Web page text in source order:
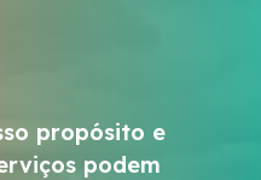
propósito e
podem